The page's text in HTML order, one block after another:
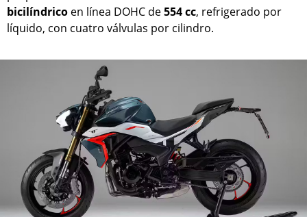
bicilíndrico en línea DOHC de554 cc, refrigerado por
líquido, con cuatro válvulas por cilindro.